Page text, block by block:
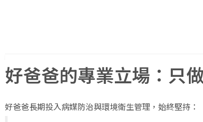
好爸爸的專業立場：只
好爸爸長期投入病媒防治與環境衛生管理，始終堅持：